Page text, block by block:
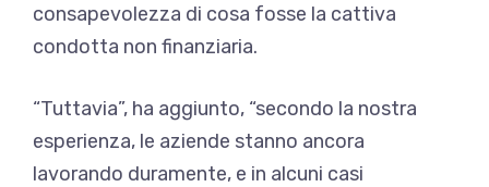
consapevolezza di cosa fosse la cattiva
condotta non finanziaria.
“Tuttavia”, ha aggiunto, “secondo la nostra
esperienza, le aziende stanno ancora
lavorando duramente, e in alcuni casi